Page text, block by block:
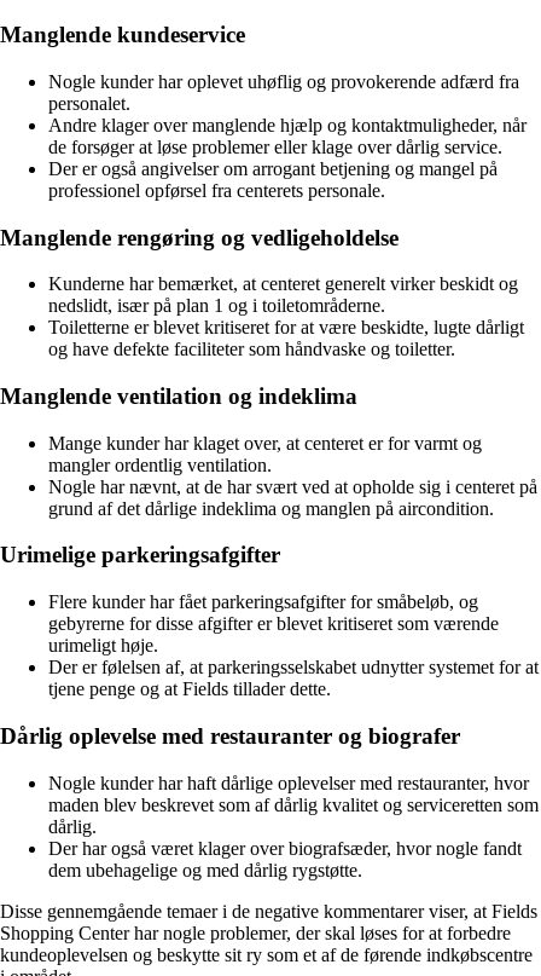
Manglende kundeservice
Nogle kunder har oplevet uhøflig og provokerende adfærd fra
personalet.
Andre klager over manglende hjælp og kontaktmuligheder, når
de forsøger at løse problemer eller klage over dårlig service.
Der er også angivelser om arrogant betjening og mangel på
professionel opførsel fra centerets personale.
Manglende rengøring og vedligeholdelse
Kunderne har bemærket, at centeret generelt virker beskidt og
nedslidt, især på plan 1 og i toiletområderne.
Toiletterne er blevet kritiseret for at være beskidte, lugte dårligt
og have defekte faciliteter som håndvaske og toiletter.
Manglende ventilation og indeklima
Mange kunder har klaget over, at centeret er for varmt og
mangler ordentlig ventilation.
Nogle har nævnt, at de har svært ved at opholde sig i centeret på
grund af det dårlige indeklima og manglen på aircondition.
Urimelige parkeringsafgifter
Flere kunder har fået parkeringsafgifter for småbeløb, og
gebyrerne for disse afgifter er blevet kritiseret som værende
urimeligt høje.
Der er følelsen af, at parkeringsselskabet udnytter systemet for at
tjene penge og at Fields tillader dette.
Dårlig oplevelse med restauranter og biografer
Nogle kunder har haft dårlige oplevelser med restauranter, hvor
maden blev beskrevet som af dårlig kvalitet og serviceretten som
dårlig.
Der har også været klager over biografsæder, hvor nogle fandt
dem ubehagelige og med dårlig rygstøtte.
Disse gennemgående temaer i de negative kommentarer viser, at Fields
Shopping Center har nogle problemer, der skal løses for at forbedre
kundeoplevelsen og beskytte sit ry som et af de førende indkøbscentre